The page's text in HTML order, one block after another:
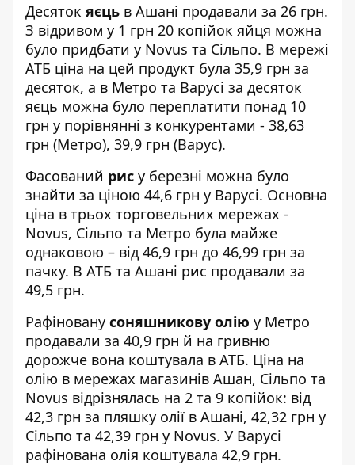
Десяток яєць в Ашані продавали за 26 грн.
З відривом у 1 грн 20 копійок яйця можна
було придбати у Novus та Сільпо. В мережі
АТБ ціна на цей продукт була 35,9 грн за
десяток, а в Метро та Варусі за десяток
яєць можна було переплатити понад 10
грн у порівнянні з конкурентами - 38,63
грн (Метро), 39,9 грн (Варус).
Фасований рис у березні можна було
знайти за ціною 44,6 грн у Варусі. Основна
ціна в трьох торговельних мережах -
Novus, Сільпо та Метро була майже
однаковою – від 46,9 грн до 46,99 грн за
пачку. В АТБ та Ашані рис продавали за
49,5 грн.
Рафіновану соняшникову олію у Метро
продавали за 40,9 грн й на гривню
дорожче вона коштувала в АТБ. Ціна на
олію в мережах магазинів Ашан, Сільпо та
Novus відрізнялась на 2 та 9 копійок: від
42,3 грн за пляшку олії в Ашані, 42,32 грн у
Сільпо та 42,39 грн у Novus. У Варусі
рафінована олія коштувала 42,9 грн.